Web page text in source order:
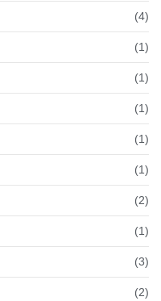
(4)
(1)
(1)
(1)
(1)
(1)
(2)
(1)
(3)
(2)